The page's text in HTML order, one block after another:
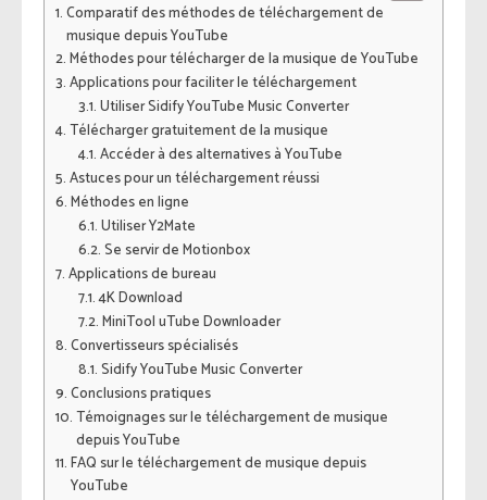
Comparatif des méthodes de téléchargement de
musique depuis YouTube
Méthodes pour télécharger de la musique de YouTube
Applications pour faciliter le téléchargement
Utiliser Sidify YouTube Music Converter
Télécharger gratuitement de la musique
Accéder à des alternatives à YouTube
Astuces pour un téléchargement réussi
Méthodes en ligne
Utiliser Y2Mate
Se servir de Motionbox
Applications de bureau
4K Download
MiniTool uTube Downloader
Convertisseurs spécialisés
Sidify YouTube Music Converter
Conclusions pratiques
Témoignages sur le téléchargement de musique
depuis YouTube
FAQ sur le téléchargement de musique depuis
YouTube